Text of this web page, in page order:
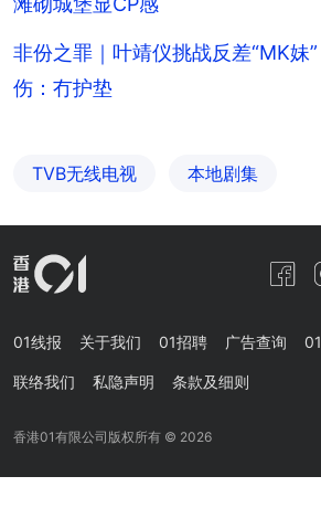
非份之罪｜叶靖仪挑战反差“MK妹
伤：冇护垫
TVB无线电视 本地剧集
01线报 关于我们 01招聘 广告查询
联络我们 私隐声明 条款及细则
香港01有限公司版权所有 © 2026